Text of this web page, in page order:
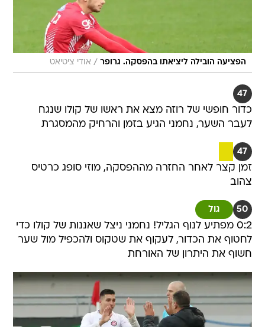
הפציעה הובילה ליציאתו בהפסקה. גרופר / אודי ציטיאט
47
כדור חופשי של רוזה מצא את ראשו של קולו שנגח
לעבר השער, נחמני הגיע בזמן והרחיק מהמסגרת
47
זמן קצר לאחר החזרה מההפסקה, מוזי סופג כרטיס
צהוב
50 גול
0:2 מפתיע לנוף הגליל! נחמני ניצל שאננות של קולו כדי
לחטוף את הכדור, לעקוף את שטקוס ולהכפיל מול שער
חשוף את היתרון של האורחת